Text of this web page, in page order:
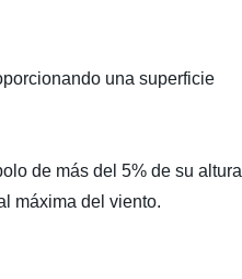
una superficie
de más del 5% de su altura
máxima del viento.